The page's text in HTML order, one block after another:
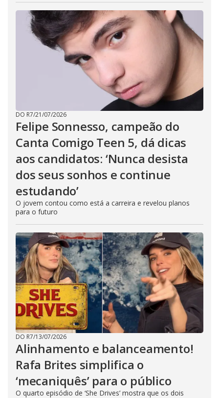
DO R7/21/07/2026
Felipe Sonnesso, campeão do
Canta Comigo Teen 5, dá dicas
aos candidatos: ‘Nunca desista
dos seus sonhos e continue
estudando’
O jovem contou como está a carreira e revelou planos
para o futuro
DO R7/13/07/2026
Alinhamento e balanceamento!
Rafa Brites simplifica o
‘mecaniquês’ para o público
O quarto episódio de ‘She Drives’ mostra que os dois